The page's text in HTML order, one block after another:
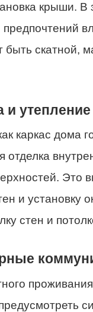
крыши. В
скатной,
и утепление
каркас дома
отделка
Это
и установку
стен и